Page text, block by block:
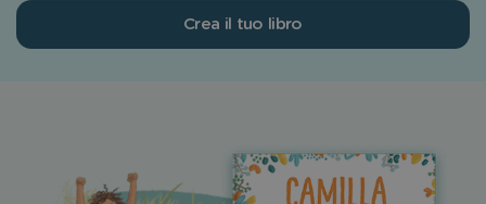
Crea il tuo libro